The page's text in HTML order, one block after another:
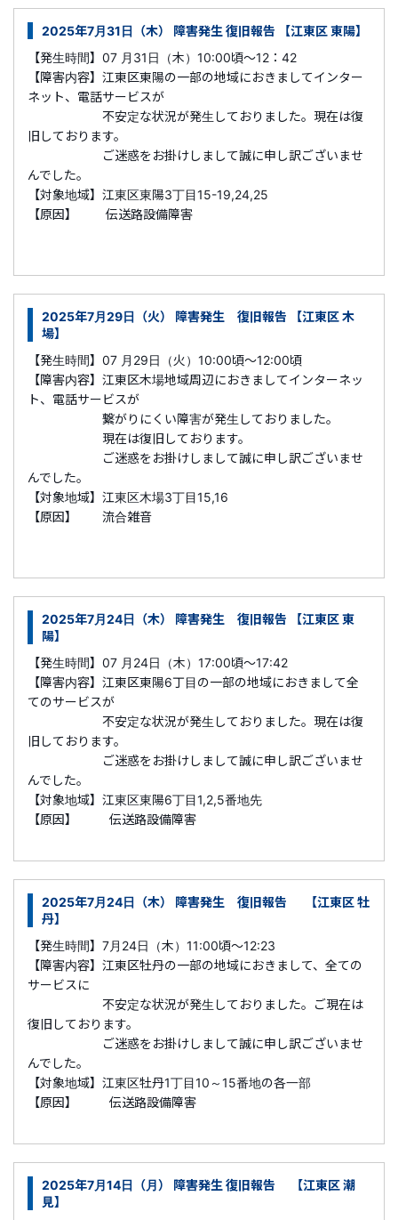
2025年7月31日（木） 障害発生 復旧報告 【江東区 東陽】
【発生時間】07 月31日（木）10:00頃～12：42
【障害内容】江東区東陽の一部の地域におきましてインター
ネット、電話サービスが
不安定な状況が発生しておりました。現在は復
旧しております。
ご迷惑をお掛けしまして誠に申し訳ございませ
んでした。
【対象地域】江東区東陽3丁目15-19,24,25
【原因】 伝送路設備障害
2025年7月29日（火） 障害発生 復旧報告 【江東区 木
場】
【発生時間】07 月29日（火）10:00頃～12:00頃
【障害内容】江東区木場地域周辺におきましてインターネッ
ト、電話サービスが
繋がりにくい障害が発生しておりました。
現在は復旧しております。
ご迷惑をお掛けしまして誠に申し訳ございませ
んでした。
【対象地域】江東区木場3丁目15,16
【原因】 流合雑音
2025年7月24日（木） 障害発生 復旧報告 【江東区 東
陽】
【発生時間】07 月24日（木）17:00頃～17:42
【障害内容】江東区東陽6丁目の一部の地域におきまして全
てのサービスが
不安定な状況が発生しておりました。現在は復
旧しております。
ご迷惑をお掛けしまして誠に申し訳ございませ
んでした。
【対象地域】江東区東陽6丁目1,2,5番地先
【原因】 伝送路設備障害
2025年7月24日（木） 障害発生 復旧報告 【江東区 牡
丹】
【発生時間】7月24日（木）11:00頃～12:23
【障害内容】江東区牡丹の一部の地域におきまして、全ての
サービスに
不安定な状況が発生しておりました。ご現在は
復旧しております。
ご迷惑をお掛けしまして誠に申し訳ございませ
んでした。
【対象地域】江東区牡丹1丁目10～15番地の各一部
【原因】 伝送路設備障害
2025年7月14日（月） 障害発生 復旧報告 【江東区 潮
見】